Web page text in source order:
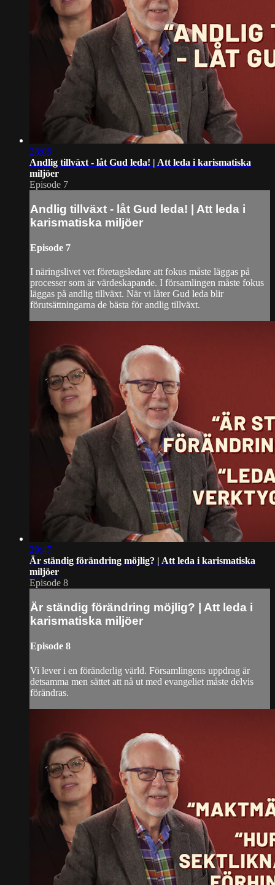
28:05
Andlig tillväxt - låt Gud leda! | Att leda i karismatiska
miljöer
Episode 7
Andlig tillväxt - låt Gud leda! | Att leda i
karismatiska miljöer
Episode 7
I näringslivet vet företagsledare att fokus måste läggas på
processer som är värdeskapande. I församlingen måste fokus
läggas på andlig tillväxt. När vi låter Gud leda blir
förutsättningarna de bästa för andlig tillväxt.
29:47
Är ständig förändring möjlig? | Att leda i karismatiska
miljöer
Episode 8
Är ständig förändring möjlig? | Att leda i
karismatiska miljöer
Episode 8
Vi lever i en föränderlig värld. Församlingens uppdrag är
detsamma men sättet att nå ut med evangeliet måste delvis
förändras.